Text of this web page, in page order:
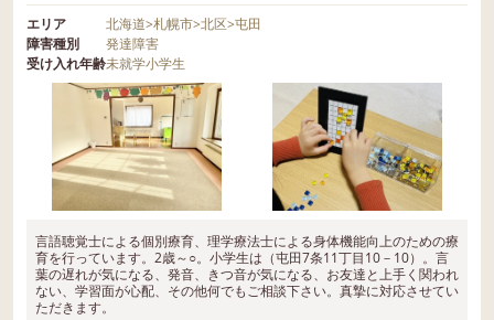
エリア 北海道>札幌市>北区>屯田
障害種別
発達障害
受け入れ年齢未就学小学生
言語聴覚士による個別療育、理学療法士による身体機能向上のための療
育を行っています。2歳～○。小学生は（屯田7条11丁目10－10）。言
葉の遅れが気になる、発音、きつ音が気になる、お友達と上手く関われ
ない、学習面が心配、その他何でもご相談下さい。真摯に対応させてい
ただきます。